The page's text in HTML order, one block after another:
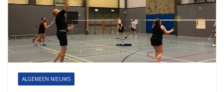
ALGEMEEN NIEUWS